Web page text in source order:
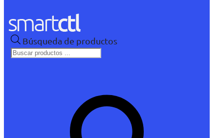
Búsqueda de productos